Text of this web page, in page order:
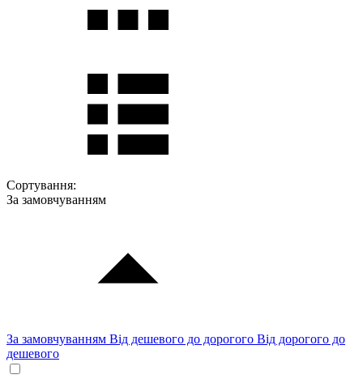
Сортування:
За замовчуванням
За замовчуванням Від дешевого до дорогого Від дорогого до
дешевого